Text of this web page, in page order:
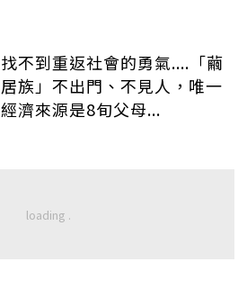
找不到重返社會的勇氣....「繭
居族」不出門、不見人，唯一
經濟來源是8旬父母...